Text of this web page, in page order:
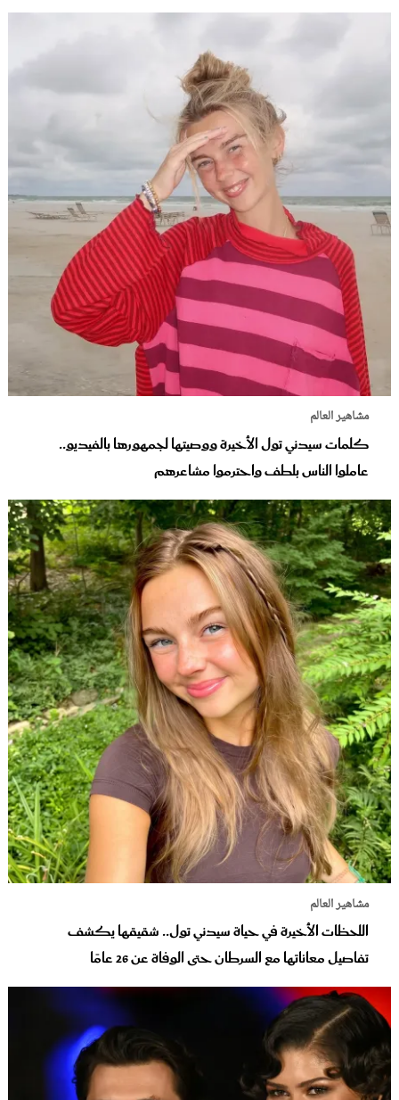
مشاهير العالم
كلمات سيدني تول الأخيرة ووصيتها لجمهورها بالفيديو..
عاملوا الناس بلطف واحترموا مشاعرهم
مشاهير العالم
اللحظات الأخيرة في حياة سيدني تول.. شقيقها يكشف
تفاصيل معاناتها مع السرطان حتى الوفاة عن 26 عامًا